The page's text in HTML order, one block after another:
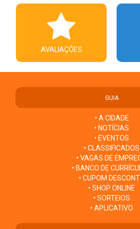
AVALIAÇÕES
GUIA
• A CIDADE
• NOTÍCIAS
• EVENTOS
• CLASSIFICADOS
• VAGAS DE
• BANCO DE
• CUPOM
• SHOP ONLINE
• SORTEIOS
• APLICATIVO